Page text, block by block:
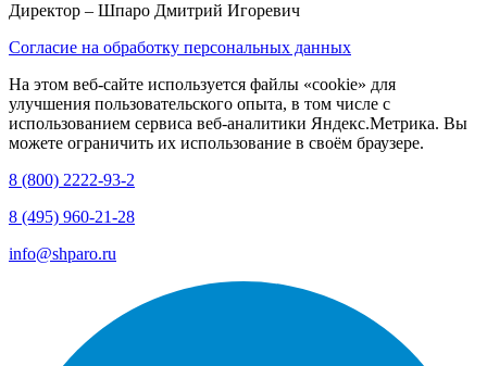
Директор – Шпаро Дмитрий Игоревич
Согласие на обработку персональных данных
На этом веб-сайте используется файлы «cookie» для
улучшения пользовательского опыта, в том числе с
использованием сервиса веб-аналитики Яндекс.Метрика. Вы
можете ограничить их использование в своём браузере.
8 (800) 2222-93-2
8 (495) 960-21-28
info@shparo.ru